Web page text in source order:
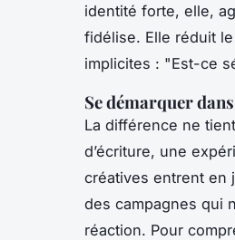
identité forte, elle,
fidélise. Elle réduit
implicites : "Est-ce
Se démarquer
La différence ne
d’écriture, une
créatives entrent en
des campagnes qui
réaction. Pour